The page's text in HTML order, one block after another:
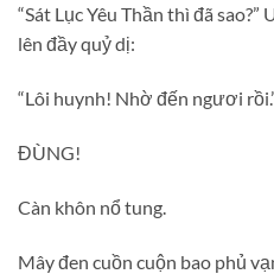
“Sát Lục Yêu Thần thì đã
lên đầy quỷ dị:
“Lôi huynh! Nhờ đến ngươi
ĐÙNG!
Càn khôn nổ tung.
Mây đen cuồn cuộn bao phủ